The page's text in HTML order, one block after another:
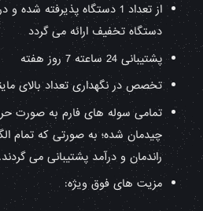
دستگاه تخفیف ارائه می گردد
پشتیبانی 24 ساعته 7 روز هفته
تخصص در نگهداری تعداد بالای
تمامی سوله های فارم به صورت
چیدمان شده؛ به صورتی که تمام
راندمان و درآمد پشتیبانی می گردند.
مزیت های فوق ویژه: